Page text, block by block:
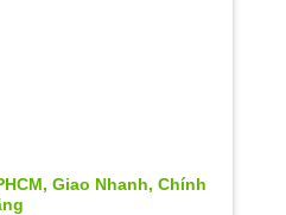
Giao Nhanh, Chính